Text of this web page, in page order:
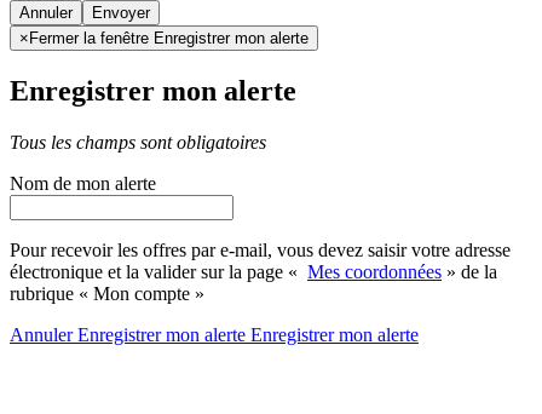
Annuler
× Fermer la fenêtre Enregistrer mon alerte
Enregistrer mon alerte
Tous les champs sont obligatoires
Nom de mon alerte
Pour recevoir les offres par e-mail, vous devez saisir votre adresse
électronique et la valider sur la page « Mes coordonnées » de la
rubrique « Mon compte »
AnnulerEnregistrer mon alerte Enregistrermon alerte